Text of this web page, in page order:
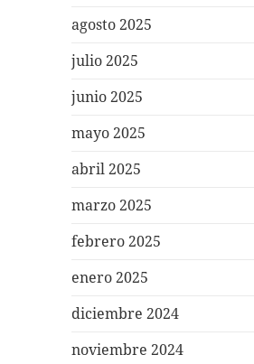
agosto 2025
julio 2025
junio 2025
mayo 2025
abril 2025
marzo 2025
febrero 2025
enero 2025
diciembre 2024
noviembre 2024